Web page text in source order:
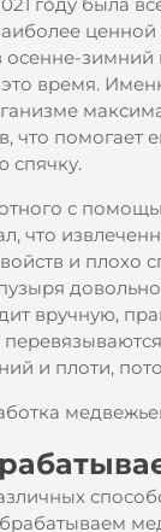
осенне-
время.
что помогает
спячку.
с
что
и плохо
вручную,
и плоти,